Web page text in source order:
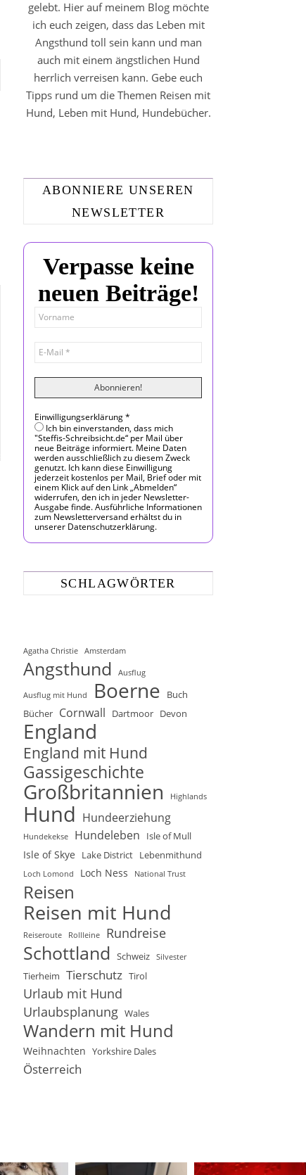
gelebt. Hier auf meinem Blog möchte
ich euch zeigen, dass das Leben mit
Angsthund toll sein kann und man
auch mit einem ängstlichen Hund
herrlich verreisen kann. Gebe euch
Tipps rund um die Themen Reisen mit
Hund, Leben mit Hund, Hundebücher.
ABONNIERE UNSEREN
NEWSLETTER
Verpasse keine
neuen Beiträge!
Einwilligungserklärung*
Ich bin einverstanden, dass mich
"Steffis-Schreibsicht.de“ per Mail über
neue Beiträge informiert. Meine Daten
werden ausschließlich zu diesem Zweck
genutzt. Ich kann diese Einwilligung
jederzeit kostenlos per Mail, Brief oder mit
einem Klick auf den Link „Abmelden“
widerrufen, den ich in jeder Newsletter-
Ausgabe finde. Ausführliche Informationen
zum Newsletterversand erhältst du in
unserer Datenschutzerklärung.
SCHLAGWÖRTER
Agatha Christie Amsterdam
Angsthund Ausflug
Ausflug mit Hund Boerne
Buch
Bücher Cornwall Dartmoor Devon
England
England mit Hund
Gassigeschichte
Großbritannien Highlands
Hund Hundeerziehung
Hundekekse Hundeleben Isle of Mull
Isle of Skye Lake District Lebenmithund
Loch Lomond Loch Ness National Trust
Reisen
Reisen mit Hund
Reiseroute Rollleine Rundreise
Schottland Schweiz Silvester
Tierheim Tierschutz Tirol
Urlaub mit Hund
Urlaubsplanung Wales
Wandern mit Hund
Weihnachten Yorkshire Dales
Österreich